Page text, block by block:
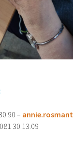
– annie.rosmant
30.13.09